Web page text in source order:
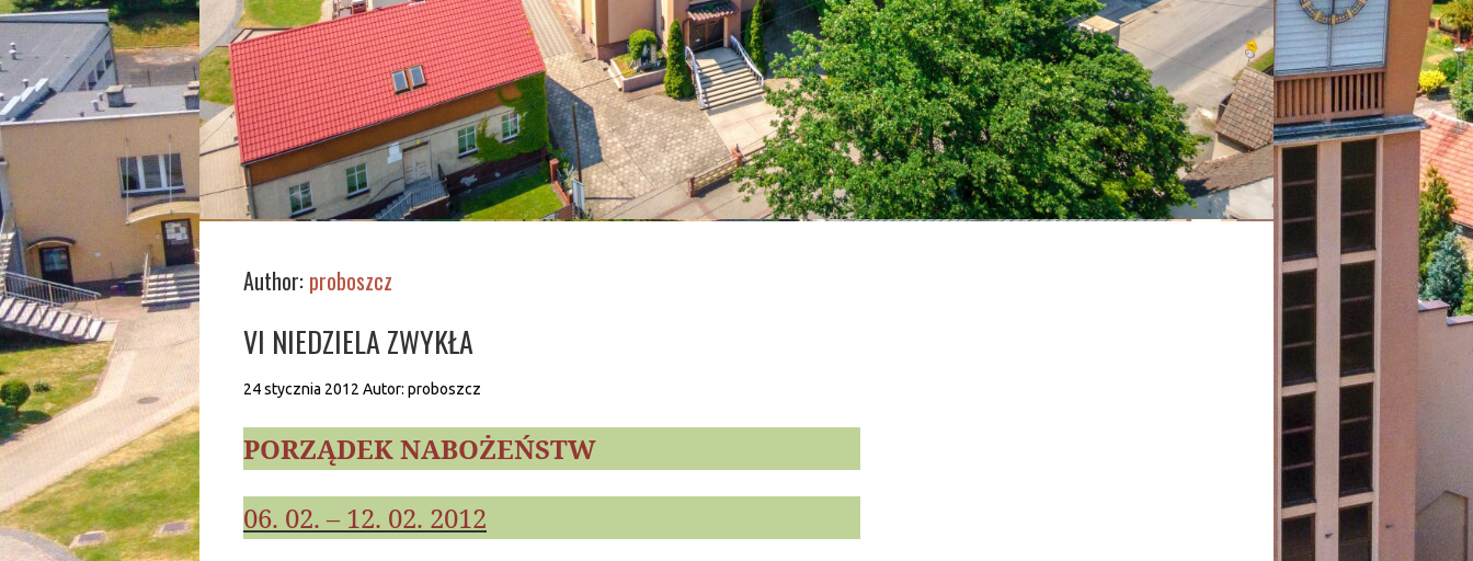
Author: proboszcz
VI NIEDZIELA ZWYKŁA
24 stycznia 2012 Autor: proboszcz
PORZĄDEK NABOŻEŃSTW
06. 02. – 12. 02. 2012